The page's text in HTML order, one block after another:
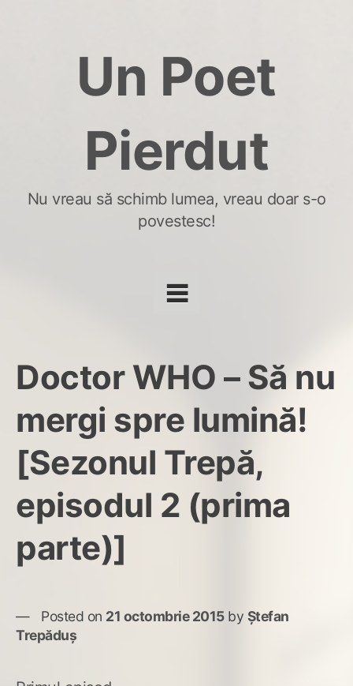
Un Poet
Pierdut
Nu vreau să schimb lumea, vreau doar s-o
povestesc!
Doctor WHO – Să nu
mergi spre lumină!
[Sezonul Trepă,
episodul 2 (prima
parte)]
Posted on 21 octombrie 2015by Ștefan
Trepăduș